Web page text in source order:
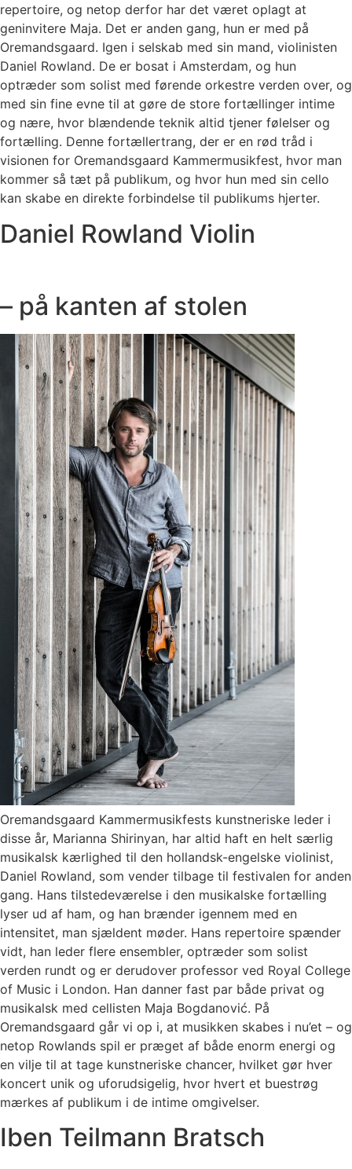
repertoire, og netop derfor har det været oplagt at
geninvitere Maja. Det er anden gang, hun er med på
Oremandsgaard. Igen i selskab med sin mand, violinisten
Daniel Rowland. De er bosat i Amsterdam, og hun
optræder som solist med førende orkestre verden over, og
med sin fine evne til at gøre de store fortællinger intime
og nære, hvor blændende teknik altid tjener følelser og
fortælling. Denne fortællertrang, der er en rød tråd i
visionen for Oremandsgaard Kammermusikfest, hvor man
kommer så tæt på publikum, og hvor hun med sin cello
kan skabe en direkte forbindelse til publikums hjerter.
Daniel Rowland Violin
– på kanten af stolen
Oremandsgaard Kammermusikfests kunstneriske leder i
disse år, Marianna Shirinyan, har altid haft en helt særlig
musikalsk kærlighed til den hollandsk-engelske violinist,
Daniel Rowland, som vender tilbage til festivalen for anden
gang. Hans tilstedeværelse i den musikalske fortælling
lyser ud af ham, og han brænder igennem med en
intensitet, man sjældent møder. Hans repertoire spænder
vidt, han leder flere ensembler, optræder som solist
verden rundt og er derudover professor ved Royal College
of Music i London. Han danner fast par både privat og
musikalsk med cellisten Maja Bogdanović. På
Oremandsgaard går vi op i, at musikken skabes i nu’et – og
netop Rowlands spil er præget af både enorm energi og
en vilje til at tage kunstneriske chancer, hvilket gør hver
koncert unik og uforudsigelig, hvor hvert et buestrøg
mærkes af publikum i de intime omgivelser.
Iben Teilmann Bratsch